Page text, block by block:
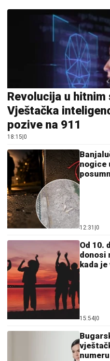
Revolucija u hitnim
Vještačka
pozive na 911
18:15 0
nogice
12:31 0
Od 10.
donosi
kada
15:54 0